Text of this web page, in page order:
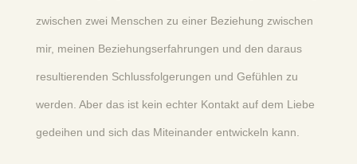
zwischen zwei Menschen zu einer Beziehung zwischen
mir, meinen Beziehungserfahrungen und den daraus
resultierenden Schlussfolgerungen und Gefühlen zu
werden. Aber das ist kein echter Kontakt auf dem Liebe
gedeihen und sich das Miteinander entwickeln kann.